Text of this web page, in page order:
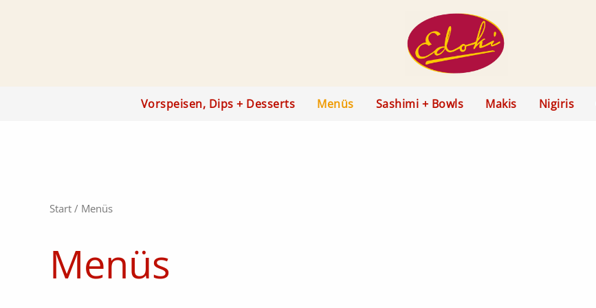
Vorspeisen, Dips + Desserts Menüs Sashimi + Bowls Makis Nigiris
Start / Menüs
Menüs